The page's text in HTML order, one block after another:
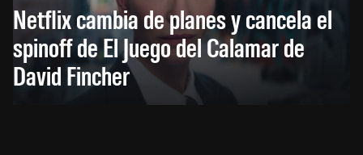
Netflix cambia de planes y cancela el
spinoff de El Juego del Calamar de
David Fincher